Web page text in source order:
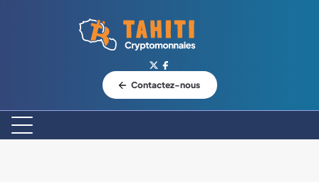
Logo Tahiti-Cryptomonnaies.com
Contactez-nous